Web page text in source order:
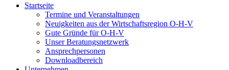
Startseite
Termine und Veranstaltungen
Neuigkeiten aus der Wirtschaftsregion O-H-V
Gute Gründe für O-H-V
Unser Beratungsnetzwerk
Ansprechpersonen
Downloadbereich